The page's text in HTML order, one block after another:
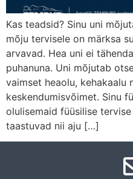
Kas teadsid? Sinu uni
mõju tervisele on märksa
arvavad. Hea uni ei
puhanuna. Uni mõjutab
vaimset heaolu,
keskendumisvõimet. Sinu
olulisemaid füüsilise
taastuvad nii aju […]